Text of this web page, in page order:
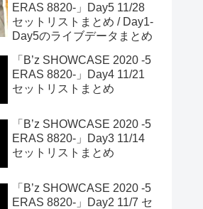
ERAS 8820-」Day5 11/28
セットリストまとめ / Day1-
Day5のライブデータまとめ
「B’z SHOWCASE 2020 -5
ERAS 8820-」Day4 11/21
セットリストまとめ
「B’z SHOWCASE 2020 -5
ERAS 8820-」Day3 11/14
セットリストまとめ
「B’z SHOWCASE 2020 -5
ERAS 8820-」Day2 11/7 セ